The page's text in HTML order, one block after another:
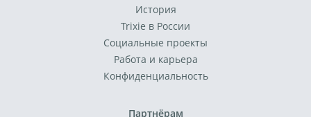
История
Trixie в России
Социальные проекты
Работа и карьера
Конфиденциальность
Партнёрам